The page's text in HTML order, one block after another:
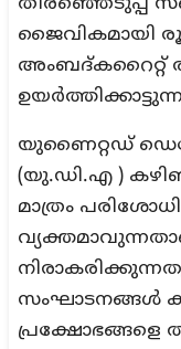
ജൈവികമായി
അംബദ്കറൈറ്റ്
യുണൈറ്റഡ്
(യു.ഡി.എ )
മാത്രം
സംഘാടനങ്ങൾ
പ്രക്ഷോഭങ്ങളെ